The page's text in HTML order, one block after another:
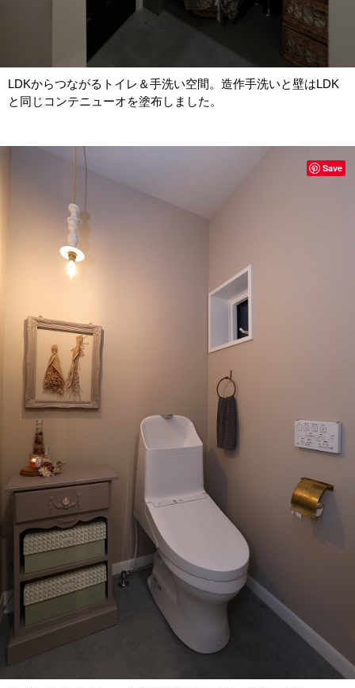
LDKからつながるトイレ＆手洗い空間。造作手洗いと壁はLDK
と同じコンテニューオを塗布しました。
Save